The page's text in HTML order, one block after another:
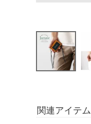
関連アイテム